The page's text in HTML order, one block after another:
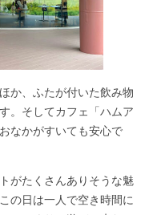
か、ふたが付いた飲み物
。そしてカフェ「ハムア
なかがすいても安心で
がたくさんありそうな魅
の日は一人で空き時間に